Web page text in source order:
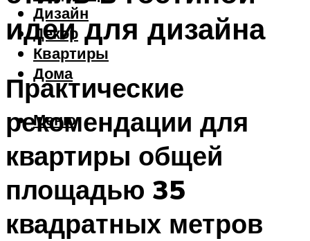
Дизайн
Декор
Квартиры
Дома
Меню
идеи для дизайна
Практические
рекомендации для
квартиры общей
площадью 35
квадратных метров